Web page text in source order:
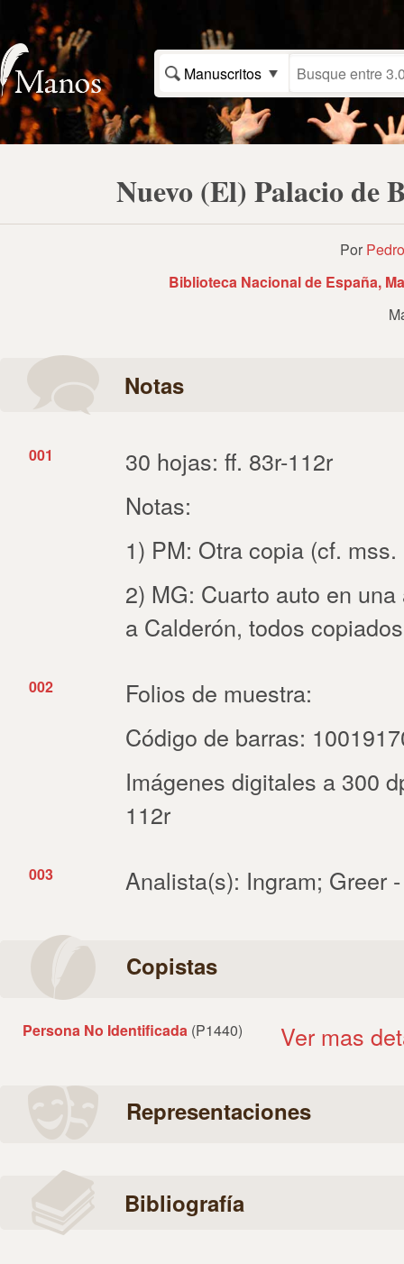
Manuscritos
Nuevo (El) Palacio de
Por
Biblioteca Nacional de España,
Notas
001
30 hojas: ff. 83r-112r
Notas:
1) PM: Otra copia (cf.
2) MG: Cuarto auto en
a Calderón, todos
002
Folios de muestra:
Código de barras:
Imágenes digitales a 300
112r
003 Analista(s): Ingram; Greer
Copistas
Persona No Identificada (P1440) Ver mas
Representaciones
Bibliografía